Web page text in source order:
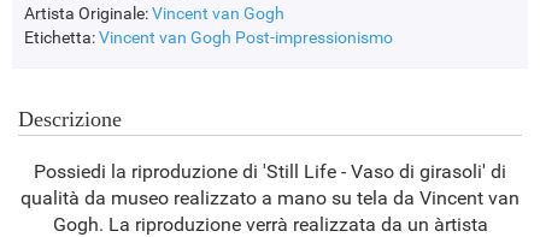
Artista Originale:Vincent van Gogh
Etichetta:Vincent van Gogh Post-impressionismo
Descrizione
Possiedi la riproduzione di 'Still Life - Vaso di girasoli' di
qualità da museo realizzato a mano su tela da Vincent van
Gogh. La riproduzione verrà realizzata da un àrtista